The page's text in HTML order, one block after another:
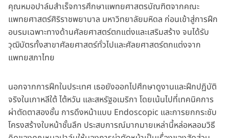
คุณหมอปาล์มสำเร็จการศึกษาแพทยศาสตรบัณฑิตจากคณะ
แพทยศาสตร์ศิริราชพยาบาล มหาวิทยาลัยมหิดล ก่อนเข้าสู่การฝึก
อบรมเฉพาะทางด้านศัลยศาสตร์ตกแต่งและเสริมสร้าง จนได้รับ
วุฒิบัตรทั้งสาขาศัลยศาสตร์ทั่วไปและศัลยศาสตร์ตกแต่งจาก
แพทยสภาไทย
นอกจากการฝึกในประเทศ เธอยังออกไปศึกษาดูงานและฝึกปฏิบัติ
จริงในเกาหลีใต้ ไต้หวัน และสหรัฐอเมริกา โดยเน้นไปที่เทคนิคการ
ผ่าตัดตาสองชั้น การดึงหน้าแบบ Endoscopic และการยกกระชับ
โครงสร้างใบหน้าชั้นลึก ประสบการณ์มากมายเหล่านี้หล่อหลอมวิธี